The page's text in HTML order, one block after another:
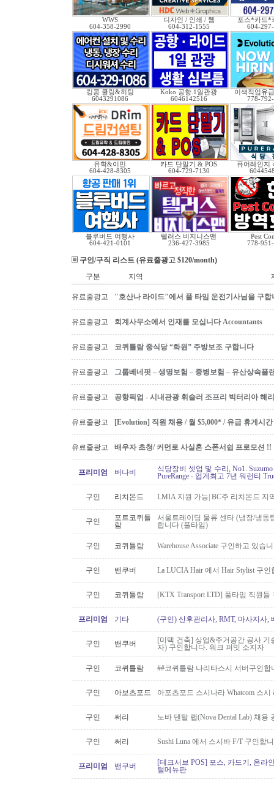
WWS
604-358-2990
디자인 / 인쇄 / 웹
604-312-1555
포스*카드*
604-
킹콩 쿨링&히팅
6043291086
Koko 공항.1일관광
6046142516
이색직업유
778-
유학&이민
604-428-8305
카드 단말기 & POS
604-729-7130
퓨어레인지
블루버드 여행사
604-421-0101
텔러스 비지니스맨
236-427-3985
Pest
778-
구인/구직 리스트 (유료줄광고 $120/month)
구분
지역
유료줄광고 "호산나 라이드"에서 풀 타임 운전기사님을 구합
유료줄광고 회계사무소에서 인재를 모십니다 Accountants
유료줄광고 코퀴틀람 중식당 “화원” 주방보조 구합니다
유료줄광고 그룹베네핏 – 생명보험 – 중병보험 – 유산상속플
유료줄광고 공항픽업 - 시내관광 휘슬러 조프리 빅터리아 해
유료줄광고 [Evolution] 직원 채용 / 월 $5,000* / 유급 휴게시
유료줄광고 배우자 초청/ 커먼로 사실혼 스폰서쉽 프로모션 !!
프리미엄 버나비
식당장비 셋업 및 수리, No1.
PureRange - 업계최고 7년 워런티
구인 리치몬드 LMIA 지원 가능| BC주 리치몬드 지
구인
포트코퀴틀
람
서울트레이딩 물류 센타 (냉장/냉동
합니다 (풀타임)
구인 코퀴틀람 Warehouse Associate 구인하고 있습
구인 밴쿠버 La LUCIA Hair 에서 Hair Stylist 구인
구인 코퀴틀람 [KTX Transport LTD] 풀타임 직원
프리미엄 기타 (구인) 산후관리사, RMT, 마사지사,
구인 밴쿠버
[미텍 건축] 상업&주거공간 공사
자) 구인합니다. 워크 퍼밋 소지자
구인 코퀴틀람 ##코퀴틀람 나리타스시 서버구인합
구인 아보츠포드 아포츠포드 스시나라 Whatcom 스
구인 써리 노바 덴탈 랩(Nova Dental Lab) 채용
구인 써리 Sushi Luna 에서 스시바 F/T 구인합
프리미엄 밴쿠버
[테크서브 POS] 포스, 카드기, 온라
털메뉴판